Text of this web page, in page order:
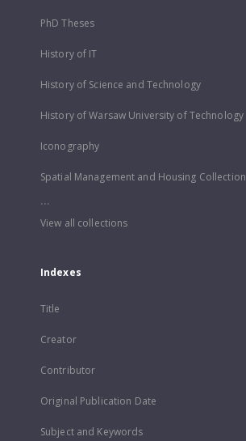
PhD Theses
History of IT
History of Science and Technology
History of Warsaw University of Technology
Iconography
Spatial Management and Housing Collection
...
View all collections
Indexes
Title
Creator
Contributor
Original Publication Date
Subject and Keywords